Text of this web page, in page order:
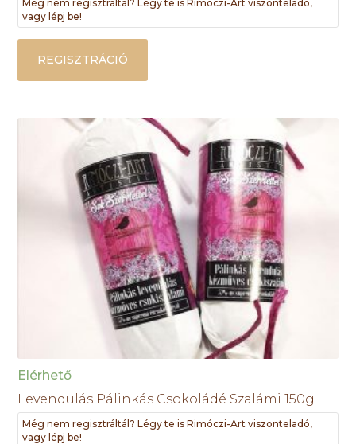
Még nem regisztráltál? Légy te is Rimóczi-Art viszonteladó,
vagy lépj be!
REGISZTRÁCIÓ
Elérhető
Levendulás Pálinkás Csokoládé Szalámi 150g
Még nem regisztráltál? Légy te is Rimóczi-Art viszonteladó,
vagy lépj be!